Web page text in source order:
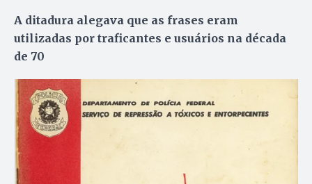
A ditadura alegava que as frases eram
utilizadas por traficantes e usuários na década
de 70